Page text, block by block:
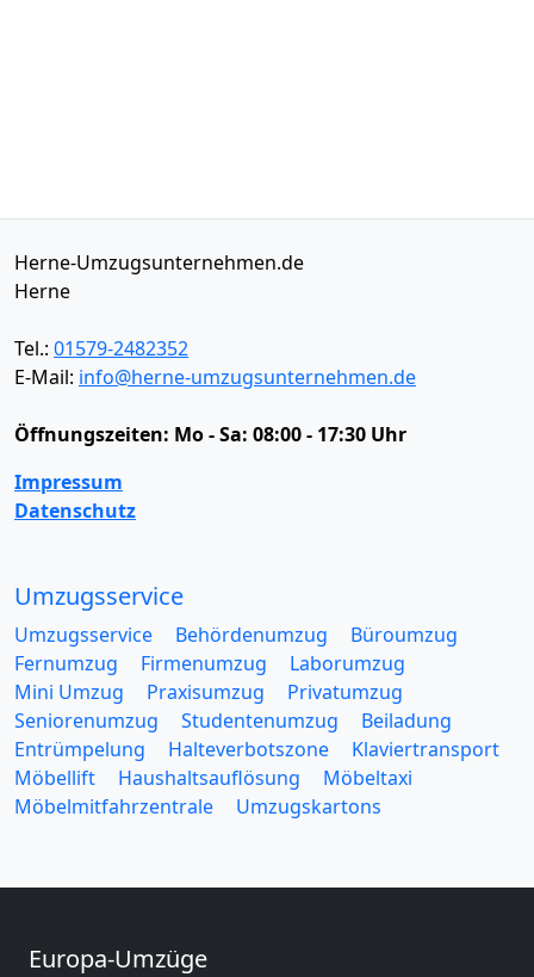
Herne-Umzugsunternehmen.de
Herne
Tel.: 01579-2482352
E-Mail: info@herne-umzugsunternehmen.de
Öffnungszeiten: Mo - Sa: 08:00 - 17:30 Uhr
Impressum
Datenschutz
Umzugsservice
Umzugsservice Behördenumzug
Büroumzug
Fernumzug
Firmenumzug
Laborumzug
Mini Umzug
Praxisumzug
Privatumzug
Seniorenumzug
Studentenumzug
Beiladung
Entrümpelung
Halteverbotszone
Klaviertransport
Möbellift
Haushaltsauflösung
Möbeltaxi
Möbelmitfahrzentrale
Umzugskartons
Europa-Umzüge